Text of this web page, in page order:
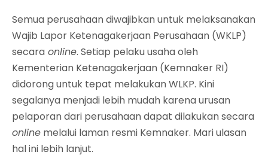
Semua perusahaan diwajibkan untuk melaksanakan
Wajib Lapor Ketenagakerjaan Perusahaan (WKLP)
secara online. Setiap pelaku usaha oleh
Kementerian Ketenagakerjaan (Kemnaker RI)
didorong untuk tepat melakukan WLKP. Kini
segalanya menjadi lebih mudah karena urusan
pelaporan dari perusahaan dapat dilakukan secara
online melalui laman resmi Kemnaker. Mari ulasan
hal ini lebih lanjut.